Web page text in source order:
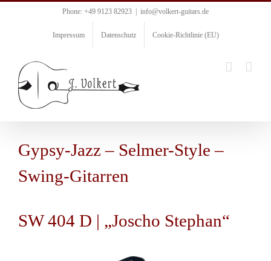
Phone: +49 9123 82923 info@volkert-guitars.de
Impressum Datenschutz Cookie-Richtlinie (EU)
Gypsy-Jazz – Selmer-Style –
Swing-Gitarren
SW 404 D | „Joscho Stephan“